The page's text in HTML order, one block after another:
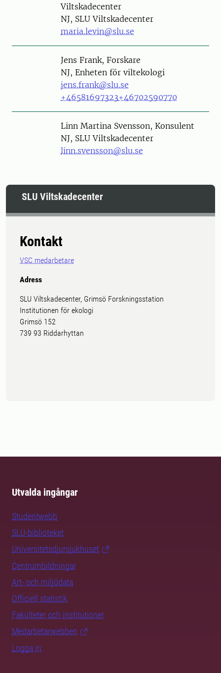
Viltskadecenter
NJ, SLU Viltskadecenter
maria.levin@slu.se
PersonJens Frank, Forskare
NJ, Enheten för viltekologi
jens.frank@slu.se
+46581697323+46702590770
PersonLinn Martina Svensson, Konsulent
NJ, SLU Viltskadecenter
linn.svensson@slu.se
SLU Viltskadecenter
Kontakt
VSC medarbetare
Adress
SLU Viltskadecenter, Grimsö Forskningsstation
Institutionen för ekologi
Grimsö 152
739 93 Riddarhyttan
Utvalda ingångar
Studentwebb
SLU-biblioteket
Universitetsdjursjukhuset
Centrumbildningar
Art- och miljödata
Officiell statistik
Fakulteter och institutioner
Medarbetarwebben
Logga in